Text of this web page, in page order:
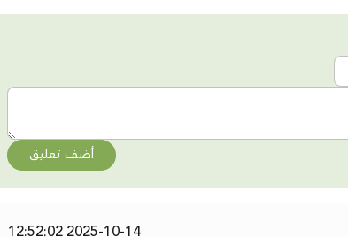
أضف تعليق
2025-10-14 12:52:02